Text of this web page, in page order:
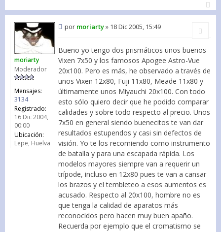
moriarty
Moderador
Mensajes:
3134
Registrado:
16 Dic 2004,
00:00
Ubicación:
Lepe, Huelva
Citar
por moriarty» 18 Dic 2005, 15:49
Bueno yo tengo dos prismáticos unos buenos
Vixen 7x50 y los famosos Apogee Astro-Vue
20x100. Pero es más, he observado a través de
unos Vixen 12x80, Fuji 11x80, Meade 11x80 y
últimamente unos Miyauchi 20x100. Con todo
esto sólo quiero decir que he podido comparar
calidades y sobre todo respecto al precio. Unos
7x50 en general siendo buenecitos te van dar
resultados estupendos y casi sin defectos de
visión. Yo te los recomiendo como instrumento
de batalla y para una escapada rápida. Los
modelos mayores siempre van a requerir un
trípode, incluso en 12x80 pues te van a cansar
los brazos y el tembleteo a esos aumentos es
acusado. Respecto al 20x100, hombre no es
que tenga la calidad de aparatos más
reconocidos pero hacen muy buen apaño.
Recuerda por ejemplo que el cromatismo se